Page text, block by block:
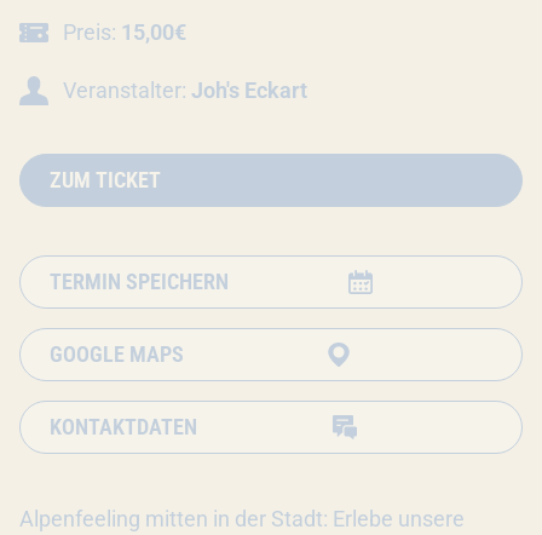
Preis: 15,00€
Veranstalter: Joh's Eckart
ZUM TICKET
TERMIN SPEICHERN
GOOGLE MAPS
KONTAKTDATEN
Alpenfeeling mitten in der Stadt: Erlebe unsere